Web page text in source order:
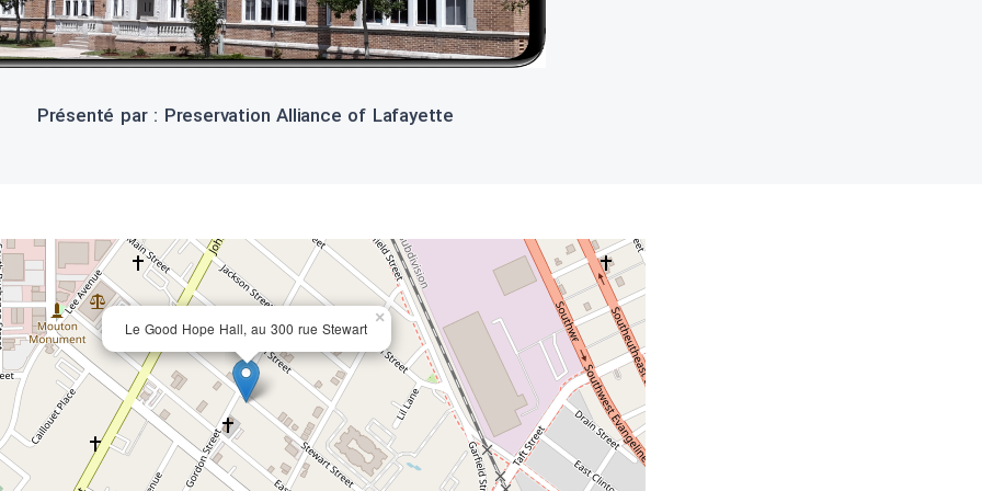
Présenté par : Preservation Alliance of Lafayette
Le Good Hope Hall, au 300 rue Stewart
×